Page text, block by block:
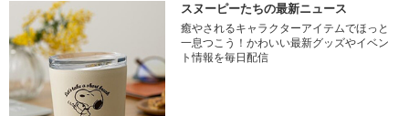
スヌーピーたちの最新ニュース
癒やされるキャラクターアイテムでほっと
一息つこう！かわいい最新グッズやイベン
ト情報を毎日配信